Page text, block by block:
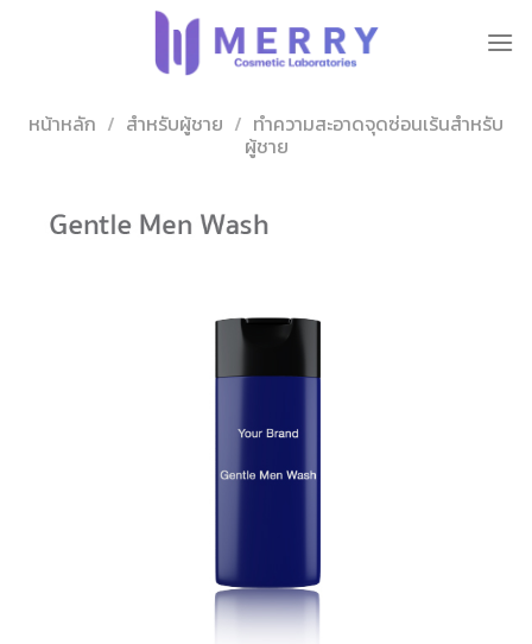
หน้าหลัก / สำหรับผู้ชาย / ทำความสะอาดจุดซ่อนเร้นสำหรับ
ผู้ชาย